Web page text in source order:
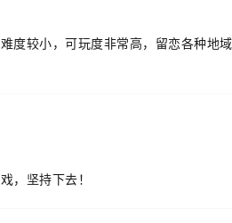
度较小，可玩度非常高，留恋各种地
，坚持下去！